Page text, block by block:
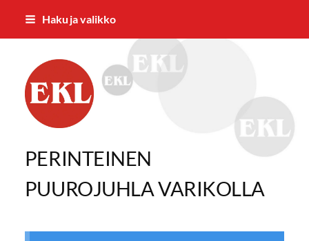
Siirry
Haku ja valikko
Eläkkeensaajien Ylöjärven yhdistys
PERINTEINEN
PUUROJUHLA VARIKOLLA